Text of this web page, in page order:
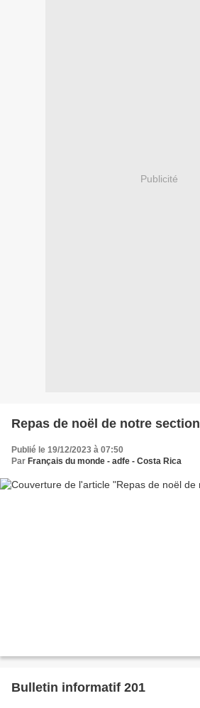
Publicité
Repas de noël de notre section
Publié le 19/12/2023 à 07:50
Par Français du monde - adfe - Costa Rica
Bulletin informatif 201